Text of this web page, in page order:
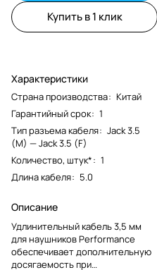
Купить в 1 клик
Характеристики
Страна производства: Китай
Гарантийный срок: 1
Тип разъема кабеля: Jack 3.5
(M) — Jack 3.5 (F)
Количество, штук*: 1
Длина кабеля: 5.0
Описание
Удлинительный кабель 3,5 мм
для наушников Performance
обеспечивает дополнительную
досягаемость при